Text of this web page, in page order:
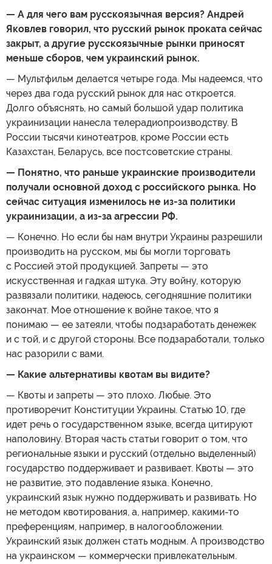
— А для чего вам русскоязычная версия? Андрей
Яковлев говорил, что русский рынок проката сейчас
закрыт, а другие русскоязычные рынки приносят
меньше сборов, чем украинский рынок.
— Мультфильм делается четыре года. Мы надеемся, что
через два года русский рынок для нас откроется.
Долго объяснять, но самый большой удар политика
украинизации нанесла телерадиопроизводству. В
России тысячи кинотеатров, кроме России есть
Казахстан, Беларусь, все постсоветские страны.
— Понятно, что раньше украинские производители
получали основной доход с российского рынка. Но
сейчас ситуация изменилось не из-за политики
украинизации, а из-за агрессии РФ.
— Конечно. Но если бы нам внутри Украины разрешили
производить на русском, мы бы могли торговать
с Россией этой продукцией. Запреты — это
искусственная и гадкая штука. Эту войну, которую
развязали политики, надеюсь, сегодняшние политики
закончат. Мое отношение к войне такое, что я
понимаю — ее затеяли, чтобы подзаработать денежек
и с той, и с другой стороны. Все подзаработали, только
нас разорили с вами.
— Какие альтернативы квотам вы видите?
— Квоты и запреты — это плохо. Любые. Это
противоречит Конституции Украины. Статью 10, где
идет речь о государственном языке, всегда цитируют
наполовину. Вторая часть статьи говорит о том, что
региональные языки и русский (отдельно выделенный)
государство поддерживает и развивает. Квоты — это
не развитие, это подавление языка. Конечно,
украинский язык нужно поддерживать и развивать. Но
не методом квотирования, а, например, какими-то
преференциям, например, в налогообложении.
Украинский язык должен стать модным. А производство
на украинском — коммерчески привлекательным.